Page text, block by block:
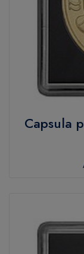
Capsula